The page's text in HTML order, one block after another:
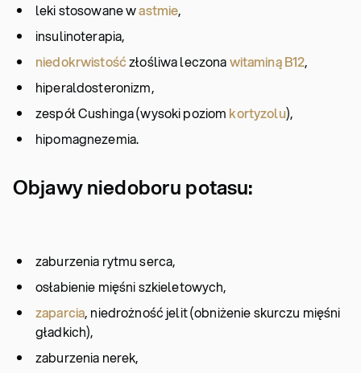
leki stosowane wastmie,
insulinoterapia,
niedokrwistośćzłośliwa leczonawitaminą B12,
hiperaldosteronizm,
zespół Cushinga (wysoki poziom kortyzolu),
hipomagnezemia.
Objawy niedoboru potasu:
zaburzenia rytmu serca,
osłabienie mięśni szkieletowych,
zaparcia, niedrożność jelit (obniżenie skurczu mięśni
gładkich),
zaburzenia nerek,